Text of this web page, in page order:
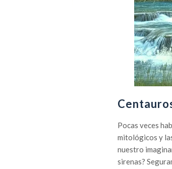
Pocas veces
mitológicos y
nuestro
sirenas?